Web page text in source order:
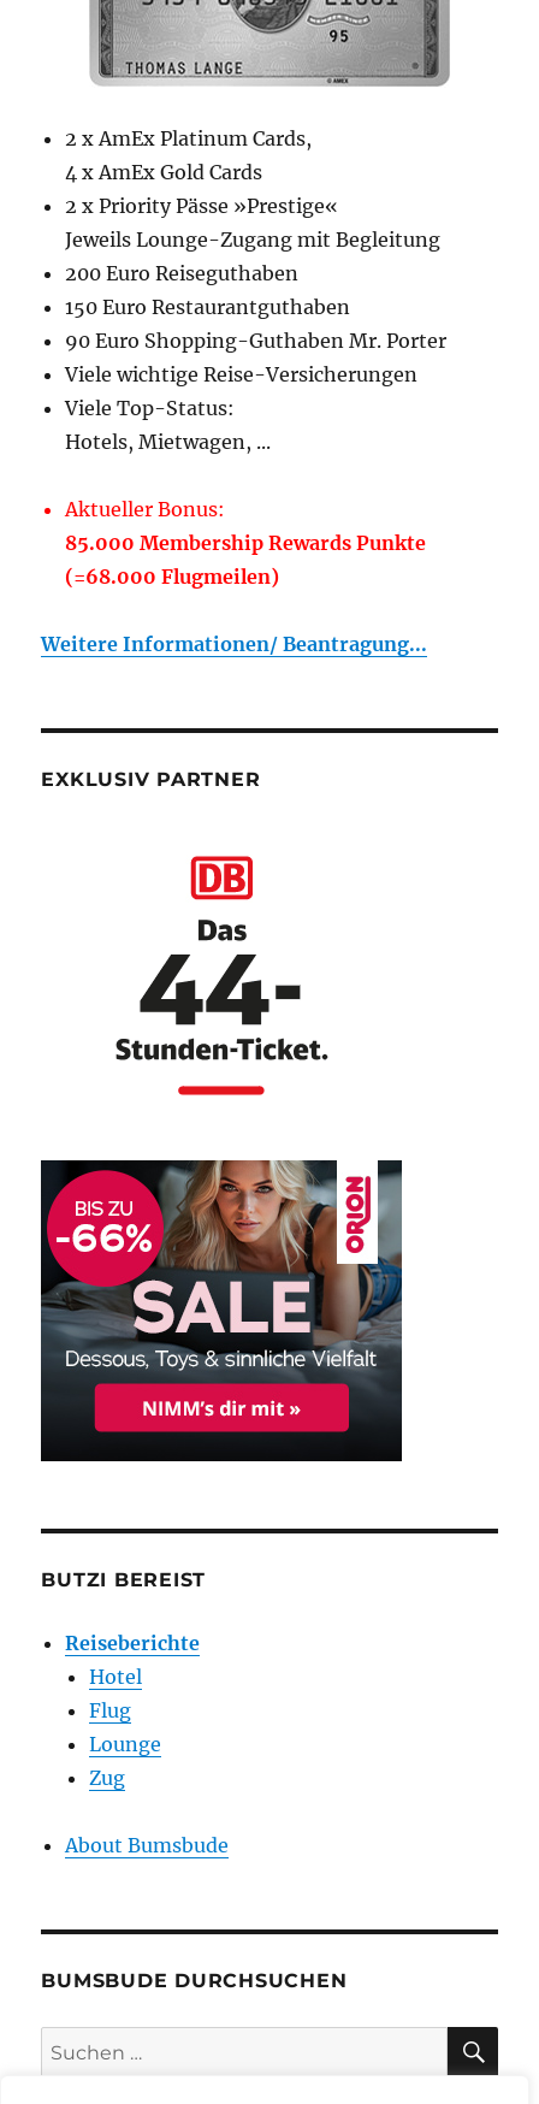
2 x AmEx Platinum Cards,
4 x AmEx Gold Cards
2 x Priority Pässe »Prestige«
Jeweils Lounge-Zugang mit Begleitung
200 Euro Reiseguthaben
150 Euro Restaurantguthaben
90 Euro Shopping-Guthaben Mr. Porter
Viele wichtige Reise-Versicherungen
Viele Top-Status:
Hotels, Mietwagen, ...
Aktueller Bonus:
85.000 Membership Rewards Punkte
(=68.000 Flugmeilen)
Weitere Informationen/ Beantragung...
EXKLUSIV PARTNER
BUTZI BEREIST
Reiseberichte
Hotel
Flug
Lounge
Zug
About Bumsbude
BUMSBUDE DURCHSUCHEN
Suche
nach: